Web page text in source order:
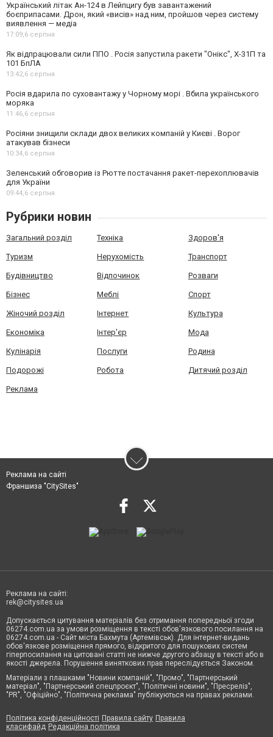
Український літак Ан-124 в Лейпцигу був завантажений
боєприпасами. Дрон, який «висів» над ним, пройшов через систему
виявлення — медіа
17:09,6 серпня
Як відпрацювали сили ППО . Росія запустила ракети "Онікс", Х-31П та
101 БпЛА
13:42,6 серпня
Росія вдарила по суховантажу у Чорному морі . Вбила українського
моряка
11:46,6 серпня
Росіяни знищили склади двох великих компаній у Києві . Ворог
атакував бізнеси
10:34,6 серпня
Зеленський обговорив із Рютте постачання ракет-перехоплювачів
для України
09:44,6 серпня
Рубрики новин
Загальний розділ Техніка Здоров'я
Туризм Нерухомість Транспорт
Будівництво Відпочинок Розваги
Бізнес Меблі Спорт
Жіночий розділ Інтернет Культура
Економіка Інтер'єр Мода
Кулінарія Послуги Родина
Подорожі Робота Дитячий розділ
Реклама
Реклама на сайті
Франшиза "CitySites"
Реклама на сайті:
rek@citysites.ua
Допускається цитування матеріалів без отримання попередньої згоди
06274.com.ua за умови розміщення в тексті обов'язкового посилання на
06274.com.ua - Сайт міста Бахмута (Артемівськ). Для інтернет-видань
обов'язкове розміщення прямого, відкритого для пошукових систем
гіперпосилання на цитовані статті не нижче другого абзацу в тексті або в
якості джерела. Порушення виняткових прав переслідується Законом.
Матеріали з плашками "Новини компаній", "Промо", "Партнерський
матеріал", "Партнерський спецпроєкт", "Політичні новини", "Пресреліз",
"PR", "Офіційно", "Політична реклама" публікуються на правах реклами.
Політика конфіденційності Правила сайту Правила
класифайд Редакційна політика